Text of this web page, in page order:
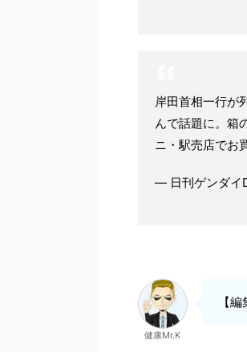
岸田首相一行が
んで話題に。箱
ニ・駅売店でお
— 日刊ゲンダイ
健康Mr.K
【